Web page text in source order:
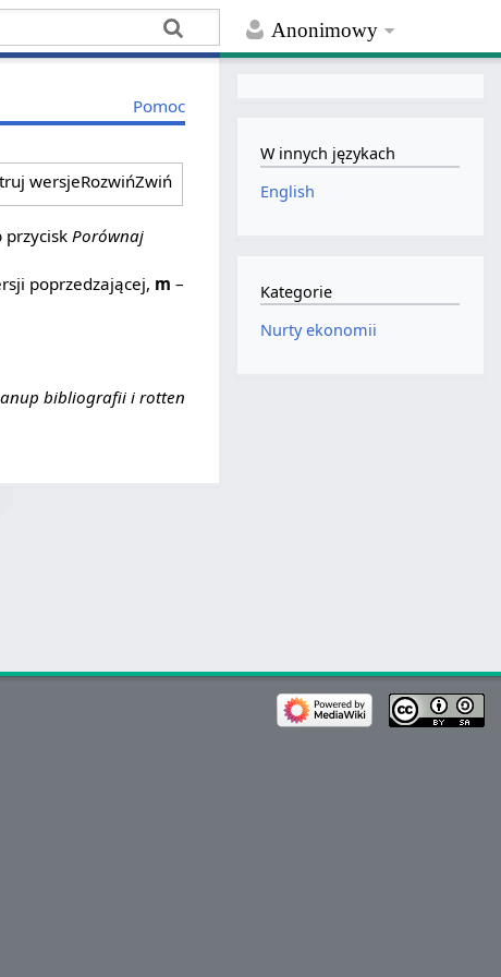
Anonimowy
Pomoc
wersjeRozwińZwiń
przycisk Porównaj
poprzedzającej, m –
bibliografii i rotten
W innych językach
English
Kategorie
Nurty ekonomii